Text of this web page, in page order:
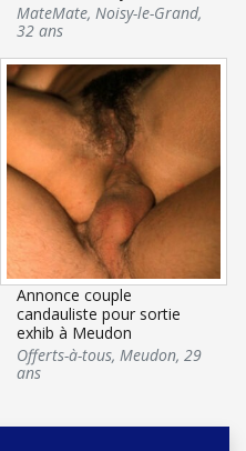
MateMate,Noisy-le-Grand,
32 ans
Annonce couple
candauliste pour sortie
exhib à Meudon
Offerts-à-tous, Meudon,29
ans